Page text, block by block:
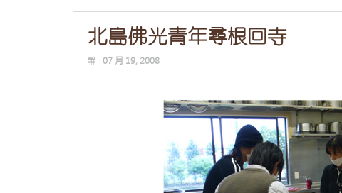
北島佛光青年尋根回寺
07 月 19, 2008